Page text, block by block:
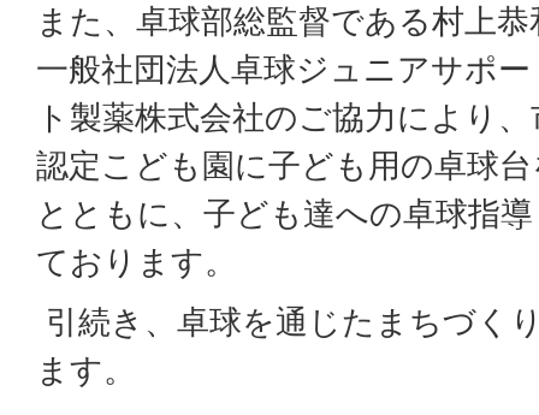
また、卓球部総監督である村上
一般社団法人卓球ジュニアサポ
ト製薬株式会社のご協力により
認定こども園に子ども用の卓球
とともに、子ども達への卓球指
ております。
引続き、卓球を通じたまちづく
ます。